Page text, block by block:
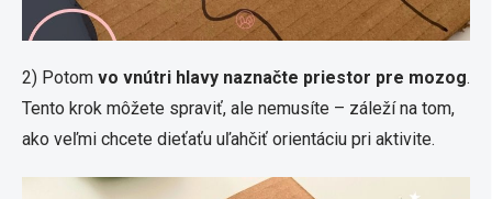
2) Potom vo vnútri hlavy naznačte priestor pre mozog.
Tento krok môžete spraviť, ale nemusíte – záleží na tom,
ako veľmi chcete dieťaťu uľahčiť orientáciu pri aktivite.